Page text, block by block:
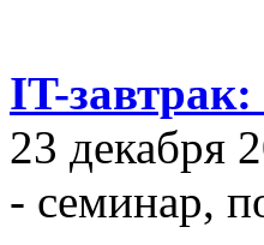
IT-
23 декабря
- семинар,